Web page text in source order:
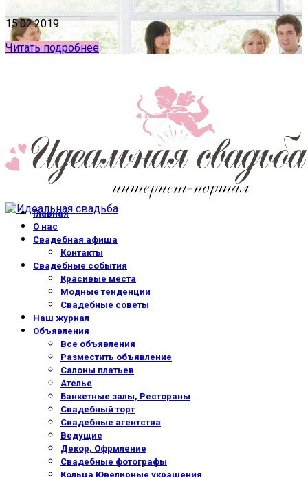
15.02.2019
Читать подробнее
Главная
О нас
Свадебная афиша
Контакты
Свадебные события
Красивые места
Модные тенденции
Свадебные советы
Наш журнал
Объявления
Все объявления
Разместить объявление
Салоны платьев
Ателье
Банкетные залы, Рестораны
Свадебный торт
Свадебные агентства
Ведущие
Декор, Офрмление
Свадебные фотографы
Кольца Ювелирные украшения